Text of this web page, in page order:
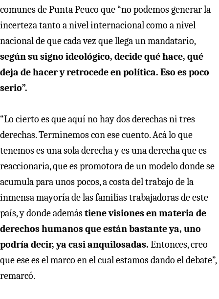
comunes de Punta Peuco que “no podemos generar la
incerteza tanto a nivel internacional como a nivel
nacional de que cada vez que llega un mandatario,
según su signo ideológico, decide qué hace, qué
deja de hacer y retrocede en política. Eso es poco
serio”.
“Lo cierto es que aquí no hay dos derechas ni tres
derechas. Terminemos con ese cuento. Acá lo que
tenemos es una sola derecha y es una derecha que es
reaccionaria, que es promotora de un modelo donde se
acumula para unos pocos, a costa del trabajo de la
inmensa mayoría de las familias trabajadoras de este
país, y donde ademástiene visiones en materia de
derechos humanos que están bastante ya, uno
podría decir, ya casi anquilosadas. Entonces, creo
que ese es el marco en el cual estamos dando el debate”,
remarcó.